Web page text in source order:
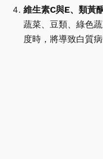
維生素C與E、類黃
蔬菜、豆類、綠色
度時，將導致白質病